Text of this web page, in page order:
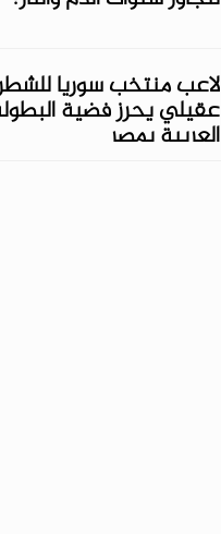
لاعب منتخب سوريا
عقيلي يحرز فضية
العربية بمصر